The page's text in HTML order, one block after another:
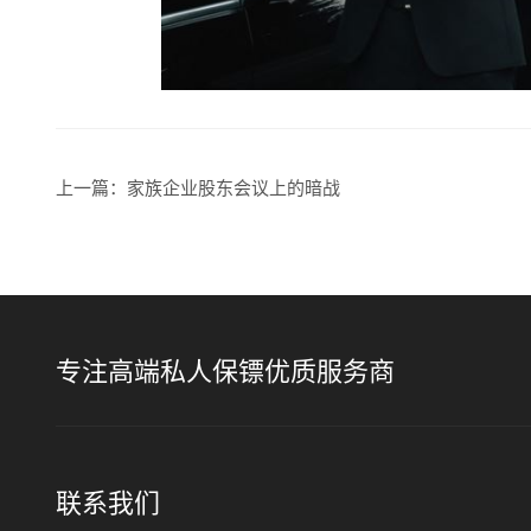
上一篇： 家族企业股东会议上的暗战
专注高端私人保镖优质服务商
联系我们